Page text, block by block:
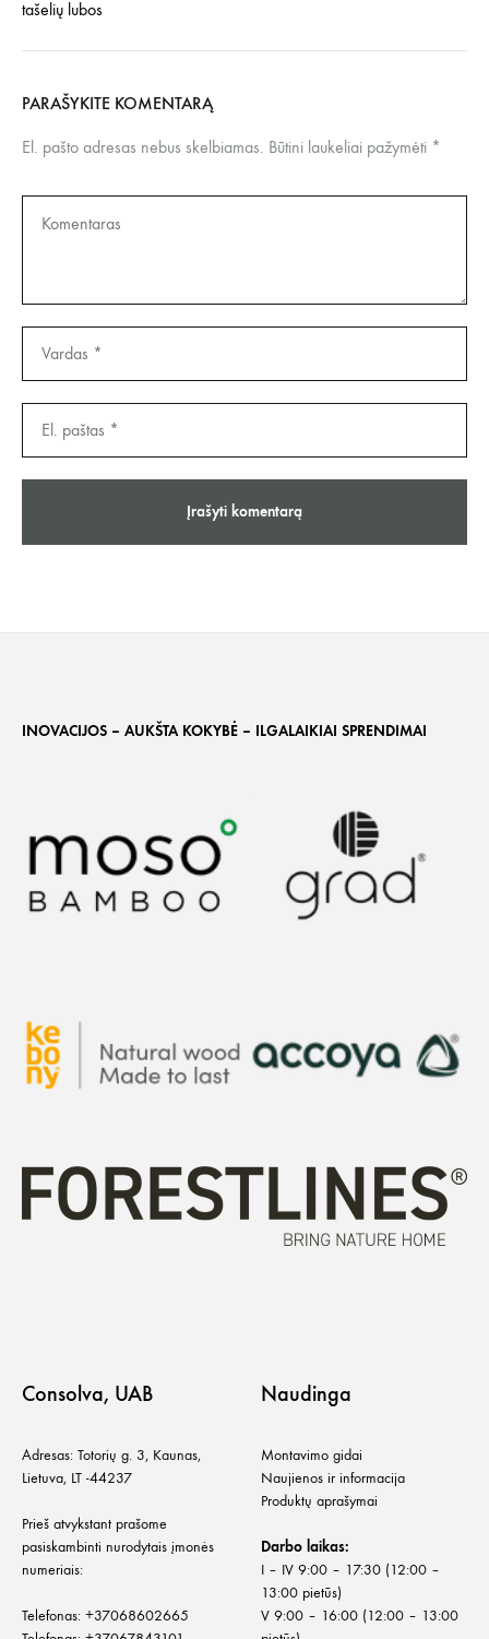
tašelių lubos
PARAŠYKITE KOMENTARĄ
El. pašto adresas nebus skelbiamas. Būtini laukeliai pažymėti *
INOVACIJOS – AUKŠTA KOKYBĖ – ILGALAIKIAI SPRENDIMAI
Consolva, UAB
Adresas: Totorių g. 3, Kaunas,
Lietuva, LT -44237
Prieš atvykstant prašome
pasiskambinti nurodytais įmonės
numeriais:
Telefonas: +37068602665
Naudinga
Montavimo gidai
Naujienos ir informacija
Produktų aprašymai
Darbo laikas:
I – IV 9:00 – 17:30 (12:00 –
13:00 pietūs)
V 9:00 – 16:00 (12:00 – 13:00